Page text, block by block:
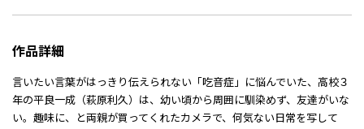
作品詳細
言いたい言葉がはっきり伝えられない「吃音症」に悩んでいた、高校３
年の平良一成（萩原利久）は、幼い頃から周囲に馴染めず、友達がいな
い。趣味に、と両親が買ってくれたカメラで、何気ない日常を写して